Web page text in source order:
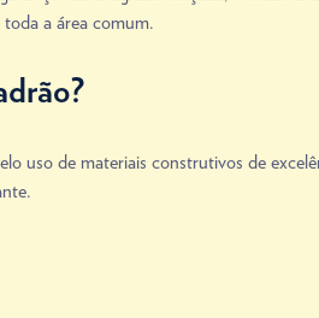
a área comum.
uso de materiais construtivos de